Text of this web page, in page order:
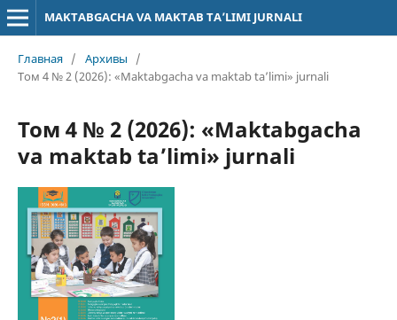
MAKTABGACHA VA MAKTAB TA’LIMI JURNALI
Главная / Архивы
/
Том 4 № 2 (2026): «Maktabgacha va maktab ta’limi» jurnali
Том 4 № 2 (2026): «Maktabgacha
va maktab ta’limi» jurnali